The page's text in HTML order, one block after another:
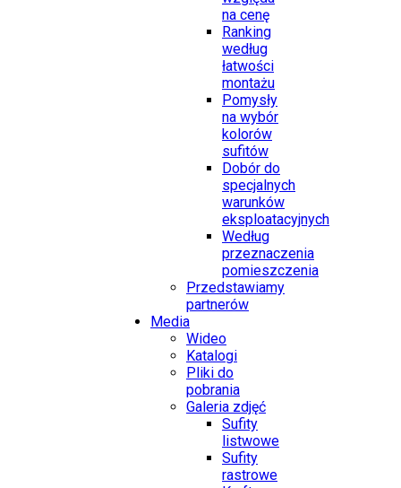
na cenę
Ranking
według
łatwości
montażu
Pomysły
na wybór
kolorów
sufitów
Dobór do
specjalnych
warunków
eksploatacyjnych
Według
przeznaczenia
pomieszczenia
Przedstawiamy
partnerów
Media
Wideo
Katalogi
Pliki do
pobrania
Galeria zdjęć
Sufity
listwowe
Sufity
rastrowe